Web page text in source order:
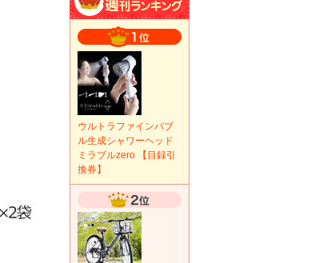
ウルトラファインバブ
ル生成シャワーヘッド
ミラブルzero 【目録引
換券】